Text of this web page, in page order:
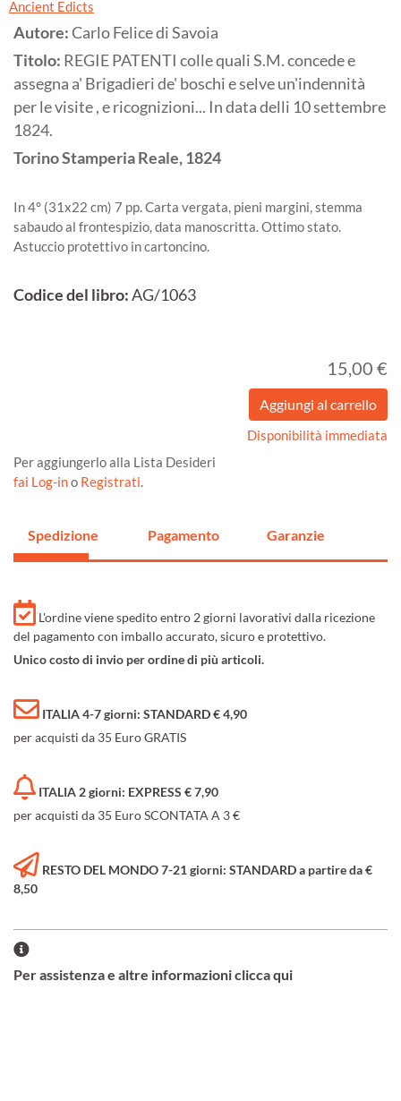
Ancient Edicts
Autore:Carlo Felice di Savoia
Titolo: REGIE PATENTI colle quali S.M. concede e
assegna a' Brigadieri de' boschi e selve un'indennità
per le visite , e ricognizioni... In data delli 10 settembre
1824.
TorinoStamperia Reale,1824
In 4° (31x22 cm) 7 pp. Carta vergata, pieni margini, stemma
sabaudo al frontespizio, data manoscritta. Ottimo stato.
Astuccio protettivo in cartoncino.
Codice del libro:AG/1063
15,00 €
Disponibilità immediata
Per aggiungerlo alla Lista Desideri
fai Log-ino Registrati.
Spedizione Pagamento Garanzie
L'ordine viene spedito entro 2 giorni lavorativi dalla ricezione
del pagamento con imballo accurato, sicuro e protettivo.
Unico costo di invio per ordine di più articoli.
ITALIA 4-7 giorni: STANDARD € 4,90
per acquisti da 35 Euro GRATIS
ITALIA 2 giorni: EXPRESS € 7,90
per acquisti da 35 Euro SCONTATA A 3 €
RESTO DEL MONDO 7-21 giorni: STANDARD a partire da €
8,50
Per assistenza e altre informazioni clicca qui